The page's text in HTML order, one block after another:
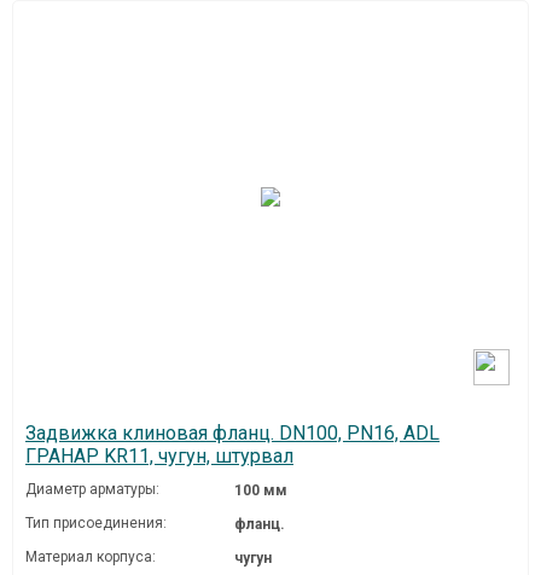
Задвижка клиновая фланц. DN100, PN16, ADL
ГРАНАР KR11, чугун, штурвал
Диаметр арматуры:
100 мм
Тип присоединения:
фланц.
Материал корпуса:
чугун